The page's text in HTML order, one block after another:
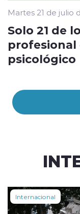
Martes 21 de julio
Solo 21 de
profesional
psicológico
Internacional